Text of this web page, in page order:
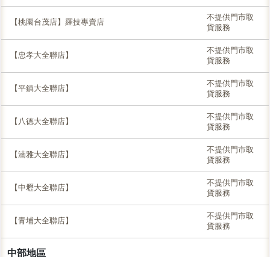
【桃園台茂店】羅技專賣店
不提供門市取
貨服務
【忠孝大全聯店】
不提供門市取
貨服務
【平鎮大全聯店】
不提供門市取
貨服務
【八德大全聯店】
不提供門市取
貨服務
【湳雅大全聯店】
不提供門市取
貨服務
【中壢大全聯店】
不提供門市取
貨服務
【青埔大全聯店】
不提供門市取
貨服務
中部地區